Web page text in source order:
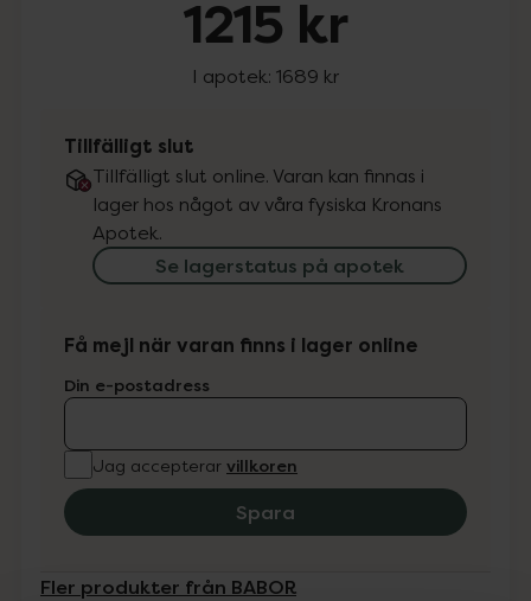
1215 kr
I apotek: 1689 kr
Tillfälligt slut
Tillfälligt slut online. Varan kan finnas i
lager hos något av våra fysiska Kronans
Apotek.
Se lagerstatus på apotek
Få mejl när varan finns i lager online
Din e-postadress
Jag accepterar villkoren
Spara
Fler produkter från BABOR